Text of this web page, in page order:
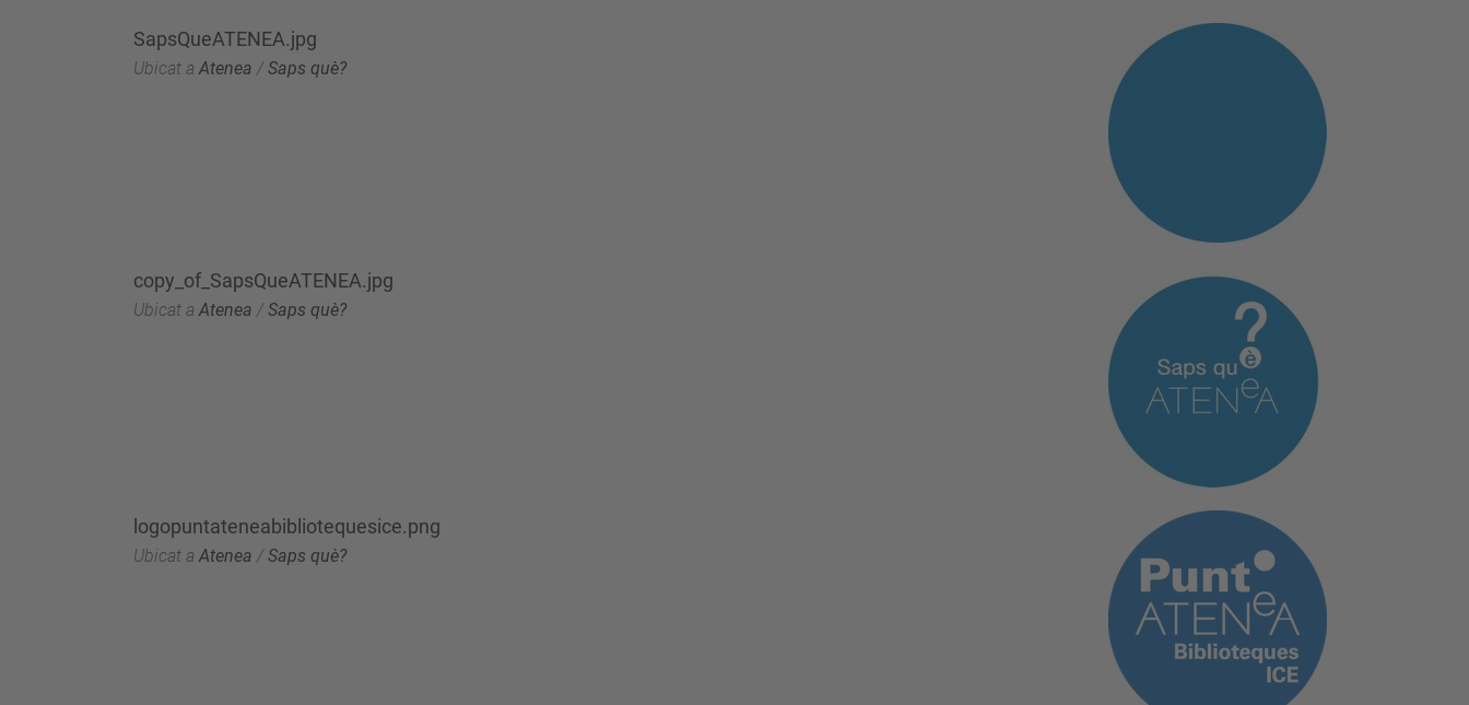
SapsQueATENEA.jpg
Ubicat a Atenea /Saps què?
copy_of_SapsQueATENEA.jpg
Ubicat a Atenea /Saps què?
logopuntateneabibliotequesice.png
Ubicat a Atenea /Saps què?